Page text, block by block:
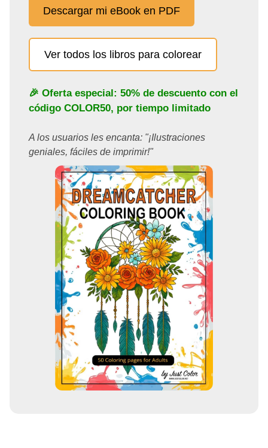
Descargar mi eBook en PDF
Ver todos los libros para colorear
🎉 Oferta especial: 50% de descuento con el
código COLOR50, por tiempo limitado
A los usuarios les encanta: "¡Ilustraciones
geniales, fáciles de imprimir!"